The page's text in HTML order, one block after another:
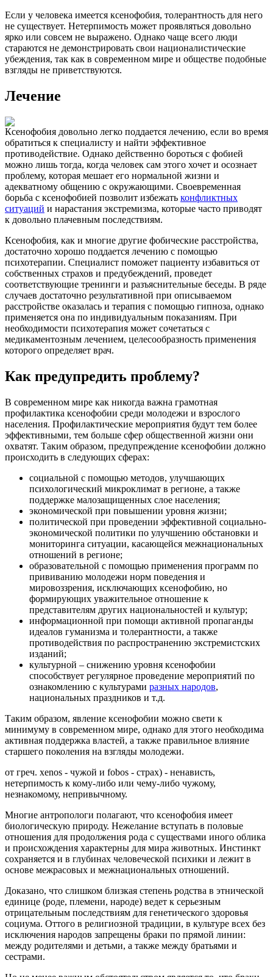
Если у человека имеется ксенофобия, толерантность для него
не существует. Нетерпимость может проявляться довольно
ярко или совсем не выражено. Однако чаще всего люди
стараются не демонстрировать свои националистические
убеждения, так как в современном мире и обществе подобные
взгляды не приветствуются.
Лечение
Ксенофобия довольно легко поддается лечению, если во время
обратиться к специалисту и найти эффективное
противодействие. Однако действенно бороться с фобией
можно лишь тогда, когда человек сам этого хочет и осознает
проблему, которая мешает его нормальной жизни и
адекватному общению с окружающими. Своевременная
борьба с ксенофобией позволит избежать конфликтных
ситуаций и нарастания экстремизма, которые часто приводят
к довольно плачевным последствиям.
Ксенофобия, как и многие другие фобические расстройства,
достаточно хорошо поддается лечению с помощью
психотерапии. Специалист поможет пациенту избавиться от
собственных страхов и предубеждений, проведет
соответствующие тренинги и разъяснительные беседы. В ряде
случаев достаточно результативной при описываемом
расстройстве оказалась и терапия с помощью гипноза, однако
применяется она по индивидуальным показаниям. При
необходимости психотерапия может сочетаться с
медикаментозным лечением, целесообразность применения
которого определяет врач.
Как предупредить проблему?
В современном мире как никогда важна грамотная
профилактика ксенофобии среди молодежи и взрослого
населения. Профилактические мероприятия будут тем более
эффективными, тем больше сфер общественной жизни они
охватят. Таким образом, предупреждение ксенофобии должно
происходить в следующих сферах:
социальной с помощью методов, улучшающих
психологический микроклимат в регионе, а также
поддержке малозащищенных слое населения;
экономической при повышении уровня жизни;
политической при проведении эффективной социально-
экономической политики по улучшению обстановки и
мониторинга ситуации, касающейся межнациональных
отношений в регионе;
образовательной с помощью применения программ по
прививанию молодежи норм поведения и
мировоззрения, исключающих ксенофобию, но
формирующих уважительное отношение к
представителям других национальностей и культур;
информационной при помощи активной пропаганды
идеалов гуманизма и толерантности, а также
противодействия по распространению экстремистских
изданий;
культурной – снижению уровня ксенофобии
способствует регулярное проведение мероприятий по
ознакомлению с культурами разных народов,
национальных праздников и т.д.
Таким образом, явление ксенофобии можно свети к
минимуму в современном мире, однако для этого необходима
активная поддержка властей, а также правильное влияние
старшего поколения на взгляды молодежи.
от греч. xenos - чужой и fobos - страх) - ненависть,
нетерпимость к кому-либо или чему-либо чужому,
незнакомому, непривычному.
Многие антропологи полагают, что ксенофобия имеет
биологическую природу. Нежелание вступать в половые
отношения для продолжения рода с существами иного облика
и происхождения характерны для мира животных. Инстинкт
сохраняется и в глубинах человеческой психики и лежит в
основе межрасовых и межнациональных отношений.
Доказано, что слишком близкая степень родства в этнической
единице (роде, племени, народе) ведет к серьезным
отрицательным последствиям для генетического здоровья
социума. Оттого в религиозной традиции, в культуре всех без
исключения народов запрещены браки по прямой линии:
между родителями и детьми, а также между братьями и
сестрами.